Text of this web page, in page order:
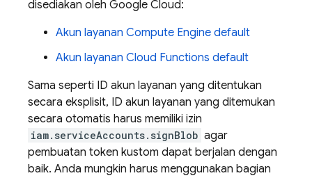
disediakan oleh Google Cloud:
Akun layanan Compute Engine default
Akun layanan Cloud Functions default
Sama seperti ID akun layanan yang ditentukan
secara eksplisit, ID akun layanan yang ditemukan
secara otomatis harus memiliki izin
iam.serviceAccounts.signBlob agar
pembuatan token kustom dapat berjalan dengan
baik. Anda mungkin harus menggunakan bagian